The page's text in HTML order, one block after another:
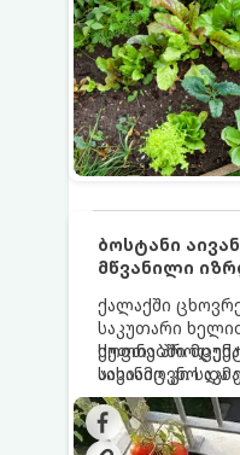
ბოსტანი
მწვანილი
ქალაქში
საკუთარი
სუფთა
აივანიც კი
მოიწყოთ მინი-
ყოველდღიურად
და ბოსტნეულს
ქოთნებში
სასიამოვნო და
იცოდეთ,
ქოთნის
მოუაროთ მათ